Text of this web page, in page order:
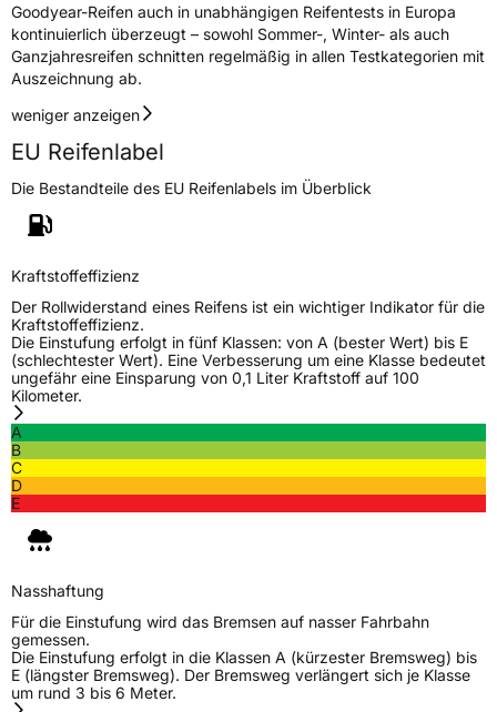
Goodyear-Reifen auch in unabhängigen Reifentests in Europa
kontinuierlich überzeugt – sowohl Sommer-, Winter- als auch
Ganzjahresreifen schnitten regelmäßig in allen Testkategorien mit
Auszeichnung ab.
weniger anzeigen
EU Reifenlabel
Die Bestandteile des EU Reifenlabels im Überblick
Kraftstoffeffizienz
Der Rollwiderstand eines Reifens ist ein wichtiger Indikator für die
Kraftstoffeffizienz.
Die Einstufung erfolgt in fünf Klassen: von A (bester Wert) bis E
(schlechtester Wert). Eine Verbesserung um eine Klasse bedeutet
ungefähr eine Einsparung von 0,1 Liter Kraftstoff auf 100
Kilometer.
A
B
C
D
E
Nasshaftung
Für die Einstufung wird das Bremsen auf nasser Fahrbahn
gemessen.
Die Einstufung erfolgt in die Klassen A (kürzester Bremsweg) bis
E (längster Bremsweg). Der Bremsweg verlängert sich je Klasse
um rund 3 bis 6 Meter.